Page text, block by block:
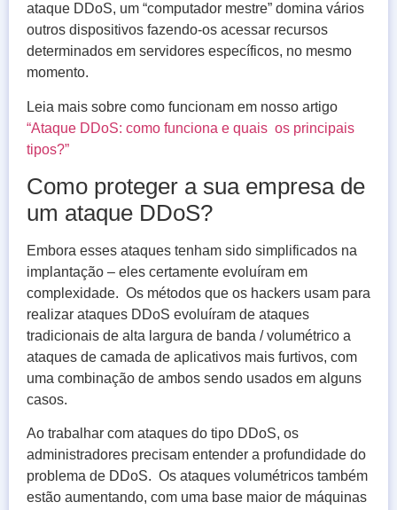
ataque DDoS, um “computador mestre” domina vários
outros dispositivos fazendo-os acessar recursos
determinados em servidores específicos, no mesmo
momento.
Leia mais sobre como funcionam em nosso artigo
“Ataque DDoS: como funciona e quais os principais
tipos?”
Como proteger a sua empresa de
um ataque DDoS?
Embora esses ataques tenham sido simplificados na
implantação – eles certamente evoluíram em
complexidade. Os métodos que os hackers usam para
realizar ataques DDoS evoluíram de ataques
tradicionais de alta largura de banda / volumétrico a
ataques de camada de aplicativos mais furtivos, com
uma combinação de ambos sendo usados ​​em alguns
casos.
Ao trabalhar com ataques do tipo DDoS, os
administradores precisam entender a profundidade do
problema de DDoS. Os ataques volumétricos também
estão aumentando, com uma base maior de máquinas